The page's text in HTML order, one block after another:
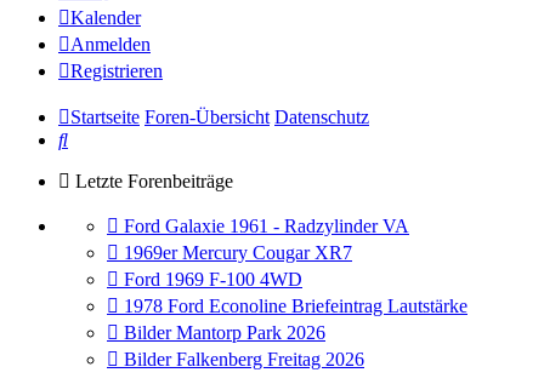
Kalender
Anmelden
Registrieren
Startseite Foren-Übersicht Datenschutz
Suche
Letzte Forenbeiträge
Gehe
zum
letzten
Beitrag
Ford Galaxie 1961 - Radzylinder VA
Gehe
zum
letzten
Beitrag
1969er Mercury Cougar XR7
Gehe
zum
letzten
Beitrag
Ford 1969 F-100 4WD
Gehe
zum
letzten
Beitrag
1978 Ford Econoline Briefeintrag Lautstärke
Gehe
zum
letzten
Bilder Mantorp Park 2026
Gehe
Bilder Falkenberg Freitag 2026